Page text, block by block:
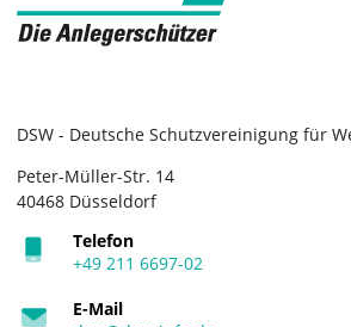
DSW - Deutsche Schutzvereinigung für
Peter-Müller-Str. 14
40468 Düsseldorf
Telefon
+49 211 6697-02
E-Mail